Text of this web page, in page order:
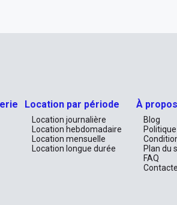
Location par période
Location journalière
Location hebdomadaire
Location mensuelle
Location longue durée
À
Blog
Plan du
FAQ